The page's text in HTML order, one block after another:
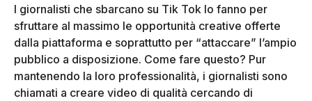
I giornalisti che sbarcano su Tik Tok lo fanno per
sfruttare al massimo le opportunità creative offerte
dalla piattaforma e soprattutto per “attaccare” l’ampio
pubblico a disposizione. Come fare questo? Pur
mantenendo la loro professionalità, i giornalisti sono
chiamati a creare video di qualità cercando di